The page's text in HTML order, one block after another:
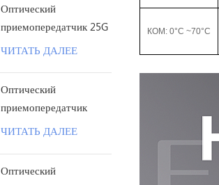
КОМ: 0°C ~70°C
Оптический
приемопередатчик 25G
SFP28 ZR 1310 нм 80
ЧИТАТЬ ДАЛЕЕ
Оптический
приемопередатчик
100G QSFP28 ZR4
ЧИТАТЬ ДАЛЕЕ
Оптический